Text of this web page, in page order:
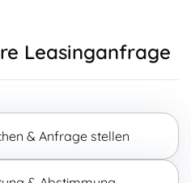
Leasinganfrage
& Anfrage stellen